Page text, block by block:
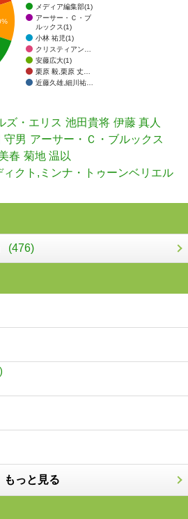
メディア編集部(1)
アーサー・Ｃ・ブ
ルックス(1)
小林 祐児(1)
クリスティアン…
安藤広大(1)
栗原 毅,栗原 丈…
近藤久雄,細川祐…
ズ・エリス 池田貴将 伊藤 真人
守男 アーサー・Ｃ・ブルックス
春 菊地 温以
クト,ミンナ・トゥーンベリエル
(476)
もっと見る